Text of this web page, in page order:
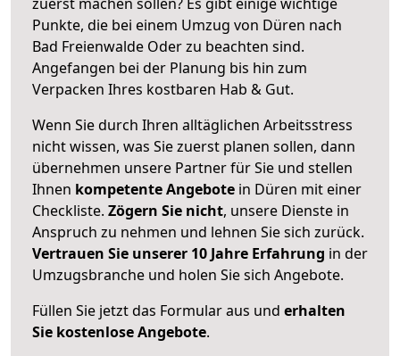
Punkte, die bei einem Umzug von Düren nach
Bad Freienwalde Oder zu beachten sind.
Angefangen bei der Planung bis hin zum
Verpacken Ihres kostbaren Hab & Gut.
Wenn Sie durch Ihren alltäglichen Arbeitsstress
nicht wissen, was Sie zuerst planen sollen, dann
übernehmen unsere Partner für Sie und stellen
Ihnen kompetente Angebote in Düren mit einer
Checkliste. Zögern Sie nicht, unsere Dienste in
Anspruch zu nehmen und lehnen Sie sich zurück.
Vertrauen Sie unserer 10 Jahre Erfahrung in der
Umzugsbranche und holen Sie sich Angebote.
Füllen Sie jetzt das Formular aus und erhalten
Sie kostenlose Angebote.